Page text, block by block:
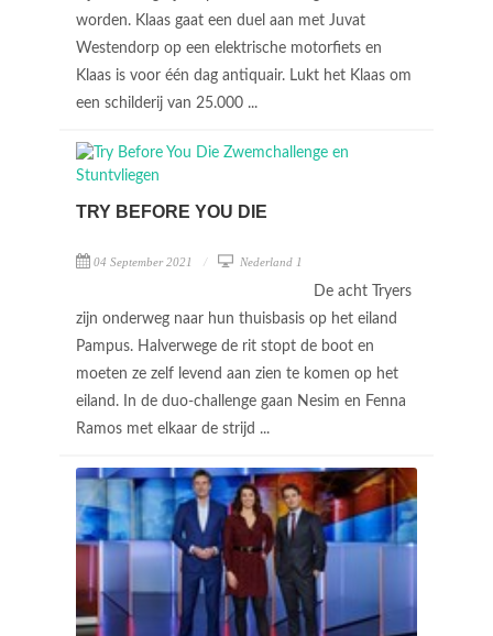
worden. Klaas gaat een duel aan met Juvat
Westendorp op een elektrische motorfiets en
Klaas is voor één dag antiquair. Lukt het Klaas om
een schilderij van 25.000 ...
TRY BEFORE YOU DIE
04 September 2021 Nederland 1
De acht Tryers
zijn onderweg naar hun thuisbasis op het eiland
Pampus. Halverwege de rit stopt de boot en
moeten ze zelf levend aan zien te komen op het
eiland. In de duo-challenge gaan Nesim en Fenna
Ramos met elkaar de strijd ...